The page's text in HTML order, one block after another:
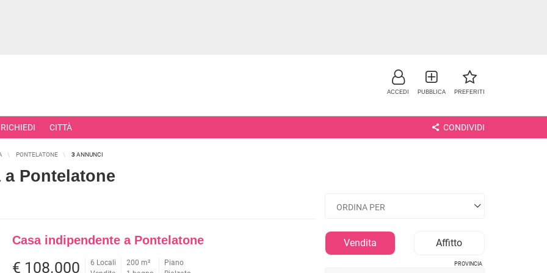
ACCEDI PUBBLICA PREFERITI
RICHIEDI CITTÀ CONDIVIDI
APPARTAMENTI ALL'ULTIMO PIANO
PONTELATONE 3ANNUNCI
Pontelatone
Casa indipendente a Pontelatone
€ 108.000
6 Locali
200 m²
Piano
Vendita Affitto
PROVINCIA